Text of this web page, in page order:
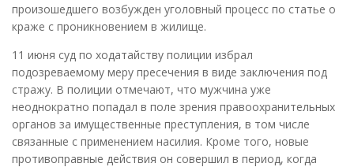
произошедшего возбужден уголовный процесс по статье о
краже с проникновением в жилище.
11 июня суд по ходатайству полиции избрал
подозреваемому меру пресечения в виде заключения под
стражу. В полиции отмечают, что мужчина уже
неоднократно попадал в поле зрения правоохранительных
органов за имущественные преступления, в том числе
связанные с применением насилия. Кроме того, новые
противоправные действия он совершил в период, когда